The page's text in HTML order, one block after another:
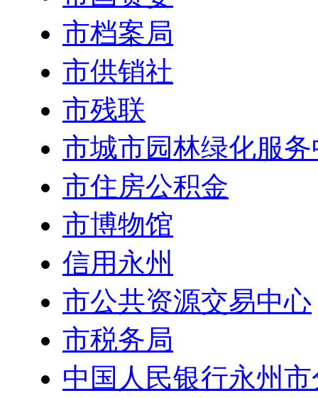
市档案局
市供销社
市残联
市城市园林绿化服
市住房公积金
市博物馆
信用永州
市公共资源交易中心
市税务局
中国人民银行永州